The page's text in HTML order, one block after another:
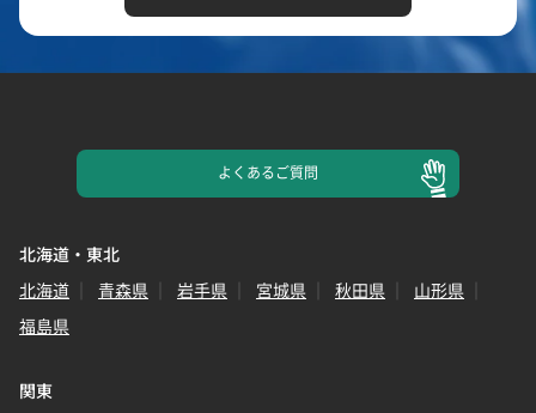
よくあるご質問
北海道・東北
北海道
青森県 岩手県 宮城県 秋田県
山形県
福島県
関東